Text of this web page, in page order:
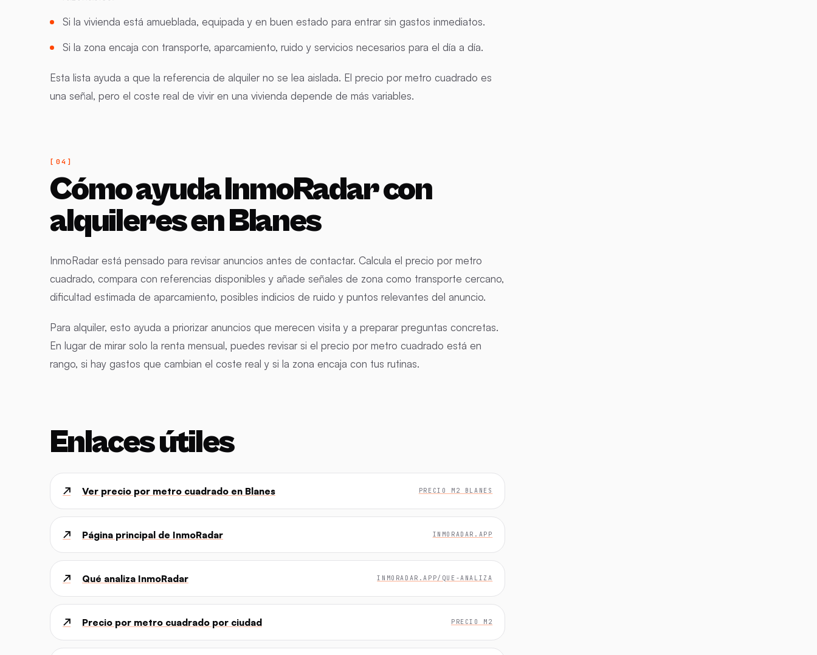
Si la vivienda está amueblada, equipada y en buen estado para entrar sin gastos inmediatos.
Si la zona encaja con transporte, aparcamiento, ruido y servicios necesarios para el día a día.
Esta lista ayuda a que la referencia de alquiler no se lea aislada. El precio por metro cuadrado es
una señal, pero el coste real de vivir en una vivienda depende de más variables.
Cómo ayuda InmoRadar con
alquileres en Blanes
InmoRadar está pensado para revisar anuncios antes de contactar. Calcula el precio por metro
cuadrado, compara con referencias disponibles y añade señales de zona como transporte cercano,
dificultad estimada de aparcamiento, posibles indicios de ruido y puntos relevantes del anuncio.
Para alquiler, esto ayuda a priorizar anuncios que merecen visita y a preparar preguntas concretas.
En lugar de mirar solo la renta mensual, puedes revisar si el precio por metro cuadrado está en
rango, si hay gastos que cambian el coste real y si la zona encaja con tus rutinas.
Enlaces útiles
↗ Ver precio por metro cuadrado en Blanes PRECIO M2 BLANES
↗ Página principal de InmoRadar INMORADAR.APP
↗ Qué analiza InmoRadar INMORADAR.APP/QUE-ANALIZA
↗ Precio por metro cuadrado por ciudad PRECIO M2